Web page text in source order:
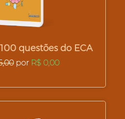
questões do ECA
por R$ 0,00